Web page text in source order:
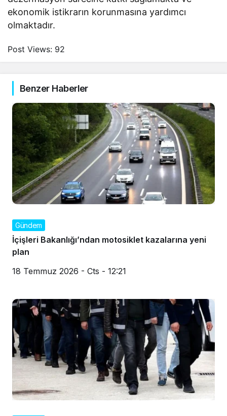
ekonomik istikrarın korunmasına yardımcı
olmaktadır.
Post Views: 92
Benzer Haberler
Gündem
İçişleri Bakanlığı’ndan motosiklet kazalarına yeni
plan
18 Temmuz 2026 - Cts - 12:21